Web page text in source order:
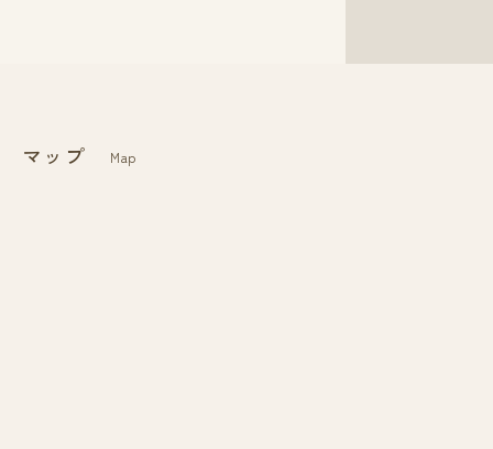
マップ Map